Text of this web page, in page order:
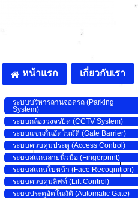
หน้าแรก เกี่ยวกับเรา
ระบบบริหารลานจอดรถ (Parking
System)
ระบบกล้องวงจรปิด (CCTV System)
ระบบแขนกั้นอัตโนมัติ (Gate Barrier)
ระบบควบคุมประตู (Access Control)
ระบบสแกนลายนิ้วมือ (Fingerprint)
ระบบสแกนใบหน้า (Face Recognition)
ระบบควบคุมลิฟท์ (Lift Control)
ระบบประตูอัตโนมัติ (Automatic Gate)